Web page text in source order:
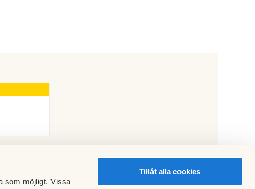
som möjligt. Vissa
Tillåt alla cookies